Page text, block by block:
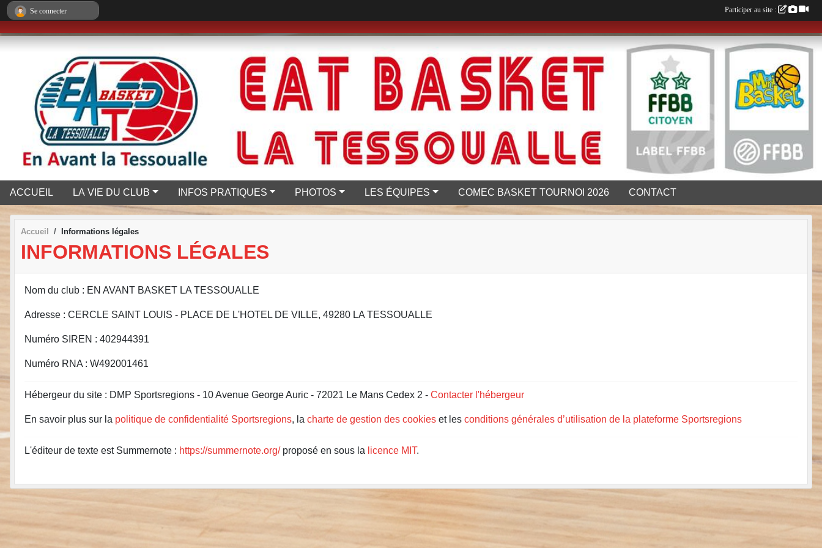
ACCUEIL LA VIE DU CLUB INFOS PRATIQUES PHOTOS LES ÉQUIPES COMEC BASKET TOURNOI 2026 CONTACT
Accueil Informations légales
INFORMATIONS LÉGALES
Nom du club : EN AVANT BASKET LA TESSOUALLE
Adresse : CERCLE SAINT LOUIS - PLACE DE L'HOTEL DE VILLE, 49280 LA TESSOUALLE
Numéro SIREN : 402944391
Numéro RNA : W492001461
Hébergeur du site : DMP Sportsregions - 10 Avenue George Auric - 72021 Le Mans Cedex 2 - Contacter l'hébergeur
En savoir plus sur la politique de confidentialité Sportsregions, la charte de gestion des cookies et les conditions générales d’utilisation de la plateforme Sportsregions
L'éditeur de texte est Summernote : https://summernote.org/proposé en sous la licence MIT.
Se connecter Participer au site :
Panneau de gestion des cookies